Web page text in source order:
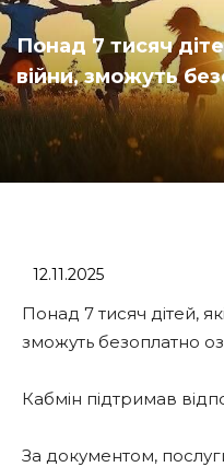
Понад 7 тисяч
війни, зможуть
12.11.2025
Понад 7 тисяч дітей,
зможуть безоплатно
Кабмін підтримав
За документом,